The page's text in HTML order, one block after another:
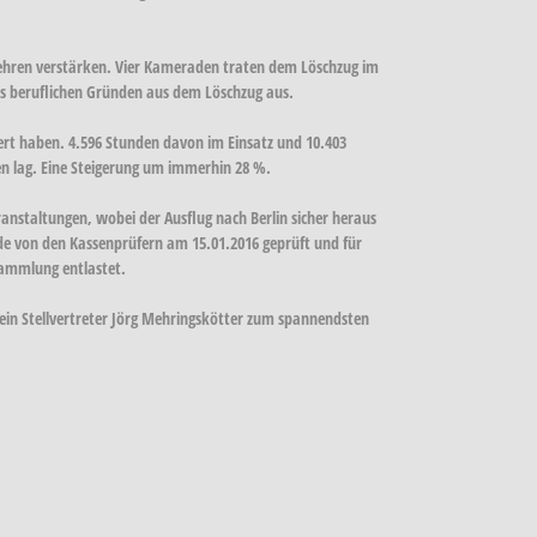
verstärken. Vier Kameraden traten dem Löschzug im
Gründen aus dem Löschzug aus.
haben. 4.596 Stunden davon im Einsatz und 10.403
lag. Eine Steigerung um immerhin 28 %.
wobei der Ausflug nach Berlin sicher heraus
von den Kassenprüfern am 15.01.2016 geprüft und für
entlastet.
Stellvertreter Jörg Mehringskötter zum spannendsten